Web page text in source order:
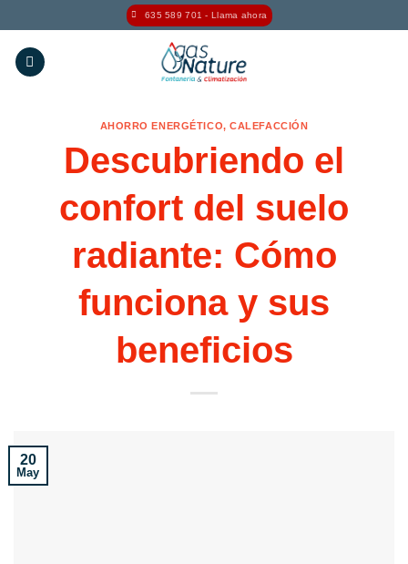
al
contenido
635 589 701 - Llama ahora
AHORRO ENERGÉTICO,CALEFACCIÓN
Descubriendo el
confort del suelo
radiante: Cómo
funciona y sus
beneficios
20
May